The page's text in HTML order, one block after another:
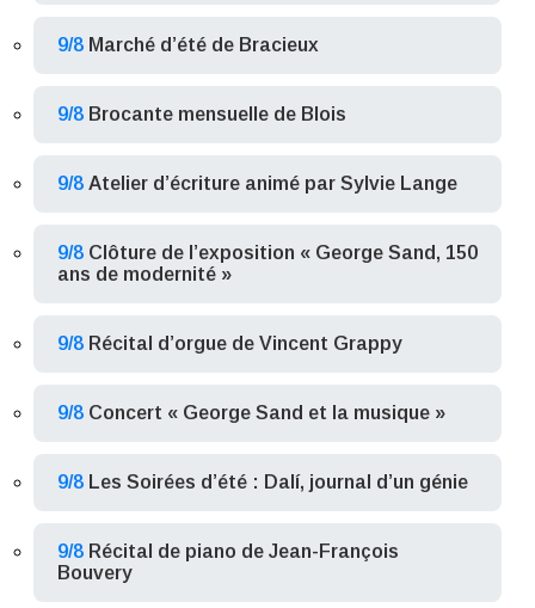
9/8 Marché d’été de Bracieux
9/8 Brocante mensuelle de Blois
9/8 Atelier d’écriture animé par Sylvie Lange
9/8 Clôture de l’exposition « George Sand, 150
ans de modernité »
9/8 Récital d’orgue de Vincent Grappy
9/8 Concert « George Sand et la musique »
9/8 Les Soirées d’été : Dalí, journal d’un génie
9/8 Récital de piano de Jean-François
Bouvery